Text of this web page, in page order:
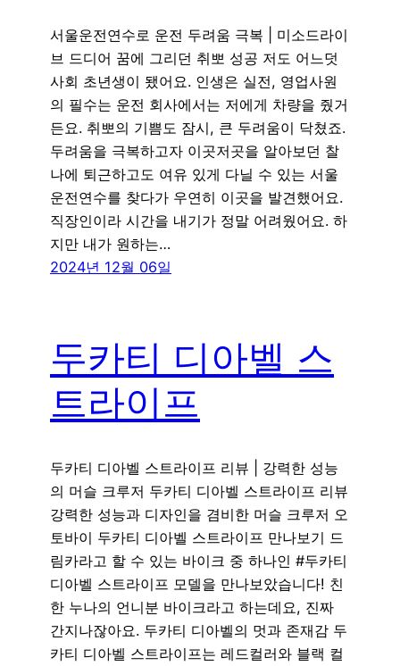
서울운전연수로 운전 두려움 극복 | 미소드라이
브 드디어 꿈에 그리던 취뽀 성공 저도 어느덧
사회 초년생이 됐어요. 인생은 실전, 영업사원
의 필수는 운전 회사에서는 저에게 차량을 줬거
든요. 취뽀의 기쁨도 잠시, 큰 두려움이 닥쳤죠.
두려움을 극복하고자 이곳저곳을 알아보던 찰
나에 퇴근하고도 여유 있게 다닐 수 있는 서울
운전연수를 찾다가 우연히 이곳을 발견했어요.
직장인이라 시간을 내기가 정말 어려웠어요. 하
지만 내가 원하는…
2024년 12월 06일
두카티 디아벨 스
트라이프
두카티 디아벨 스트라이프 리뷰 | 강력한 성능
의 머슬 크루저 두카티 디아벨 스트라이프 리뷰
강력한 성능과 디자인을 겸비한 머슬 크루저 오
토바이 두카티 디아벨 스트라이프 만나보기 드
림카라고 할 수 있는 바이크 중 하나인 #두카티
디아벨 스트라이프 모델을 만나보았습니다! 친
한 누나의 언니분 바이크라고 하는데요, 진짜
간지나잖아요. 두카티 디아벨의 멋과 존재감 두
카티 디아벨 스트라이프는 레드컬러와 블랙 컬